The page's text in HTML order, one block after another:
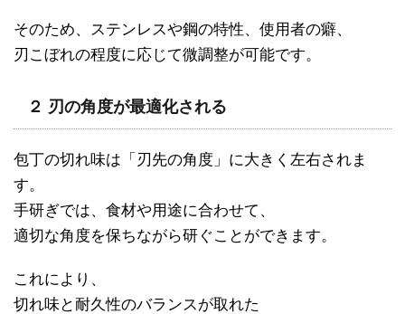
そのため、ステンレスや鋼の特性、使用者の癖、
刃こぼれの程度に応じて微調整が可能です。
２ 刃の角度が最適化される
包丁の切れ味は「刃先の角度」に大きく左右されま
す。
手研ぎでは、食材や用途に合わせて、
適切な角度を保ちながら研ぐことができます。
これにより、
切れ味と耐久性のバランスが取れた